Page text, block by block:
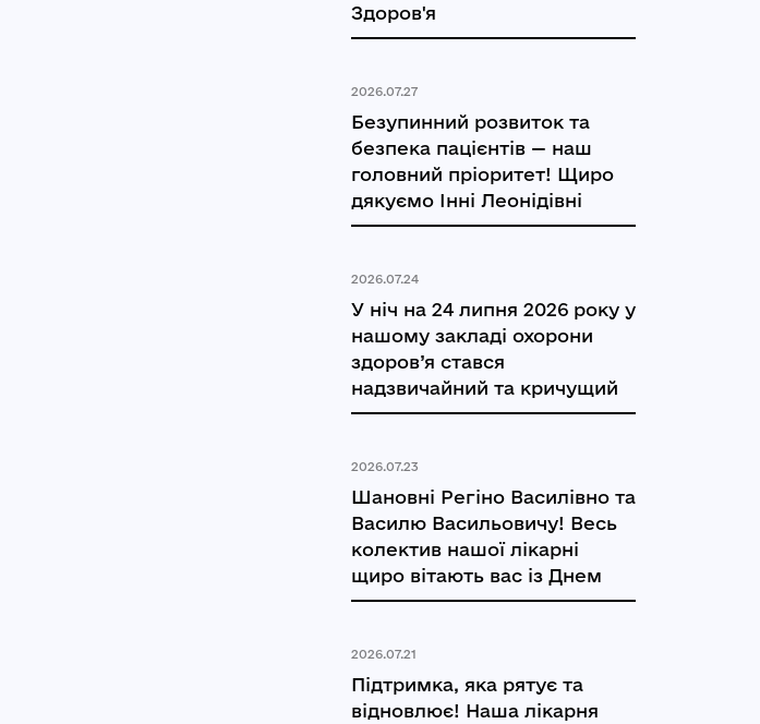
Здоров'я
2026.07.27
Безупинний розвиток та
безпека пацієнтів — наш
головний пріоритет! Щиро
дякуємо Інні Леонідівні
2026.07.24
У ніч на 24 липня 2026 року у
нашому закладі охорони
здоров’я стався
надзвичайний та кричущий
2026.07.23
Шановні Регіно Василівно та
Василю Васильовичу! Весь
колектив нашої лікарні
щиро вітають вас із Днем
2026.07.21
Підтримка, яка рятує та
відновлює! Наша лікарня